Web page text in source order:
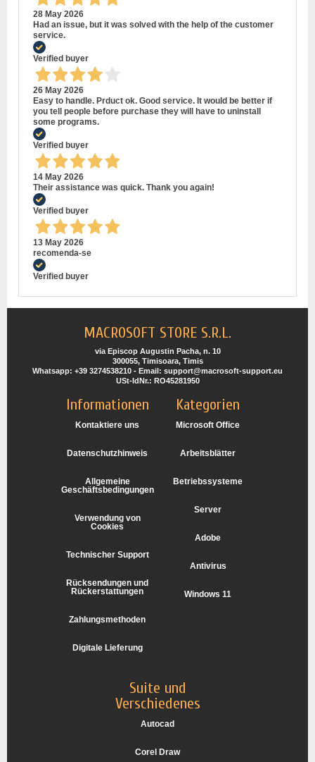
28 May 2026
Had an issue, but it was solved with the help of the customer
service.
Verified buyer
26 May 2026
Easy to handle. Prduct ok. Good service. It would be better if
you tell people before purchase they will have to uninstall
some programs.
Verified buyer
14 May 2026
Their assistance was quick. Thank you again!
Verified buyer
13 May 2026
recomenda-se
Verified buyer
MACROSOFT STORE S.R.L.
via Episcop Augustin Pacha, n. 10
300055, Timisoara, Timis
Whatsapp: +39 3274538210 - Email: support@macrosoft-support.eu
USt-IdNr.: RO45281950
Informationen
Kontaktiere uns
Datenschutzhinweis
Allgemeine
Geschäftsbedingungen
Verwendung von
Cookies
Technischer Support
Rücksendungen und
Rückerstattungen
Zahlungsmethoden
Digitale Lieferung
Kategorien
Microsoft Office
Arbeitsblätter
Betriebssysteme
Server
Adobe
Antivirus
Windows 11
Suite und
Verschiedenes
Autocad
Corel Draw